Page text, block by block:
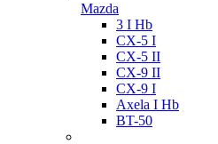
Mazda
3 I Hb
CX-5 I
CX-5 II
CX-9 II
CX-9 I
Axela I Hb
BT-50